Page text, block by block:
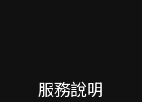
服務說明